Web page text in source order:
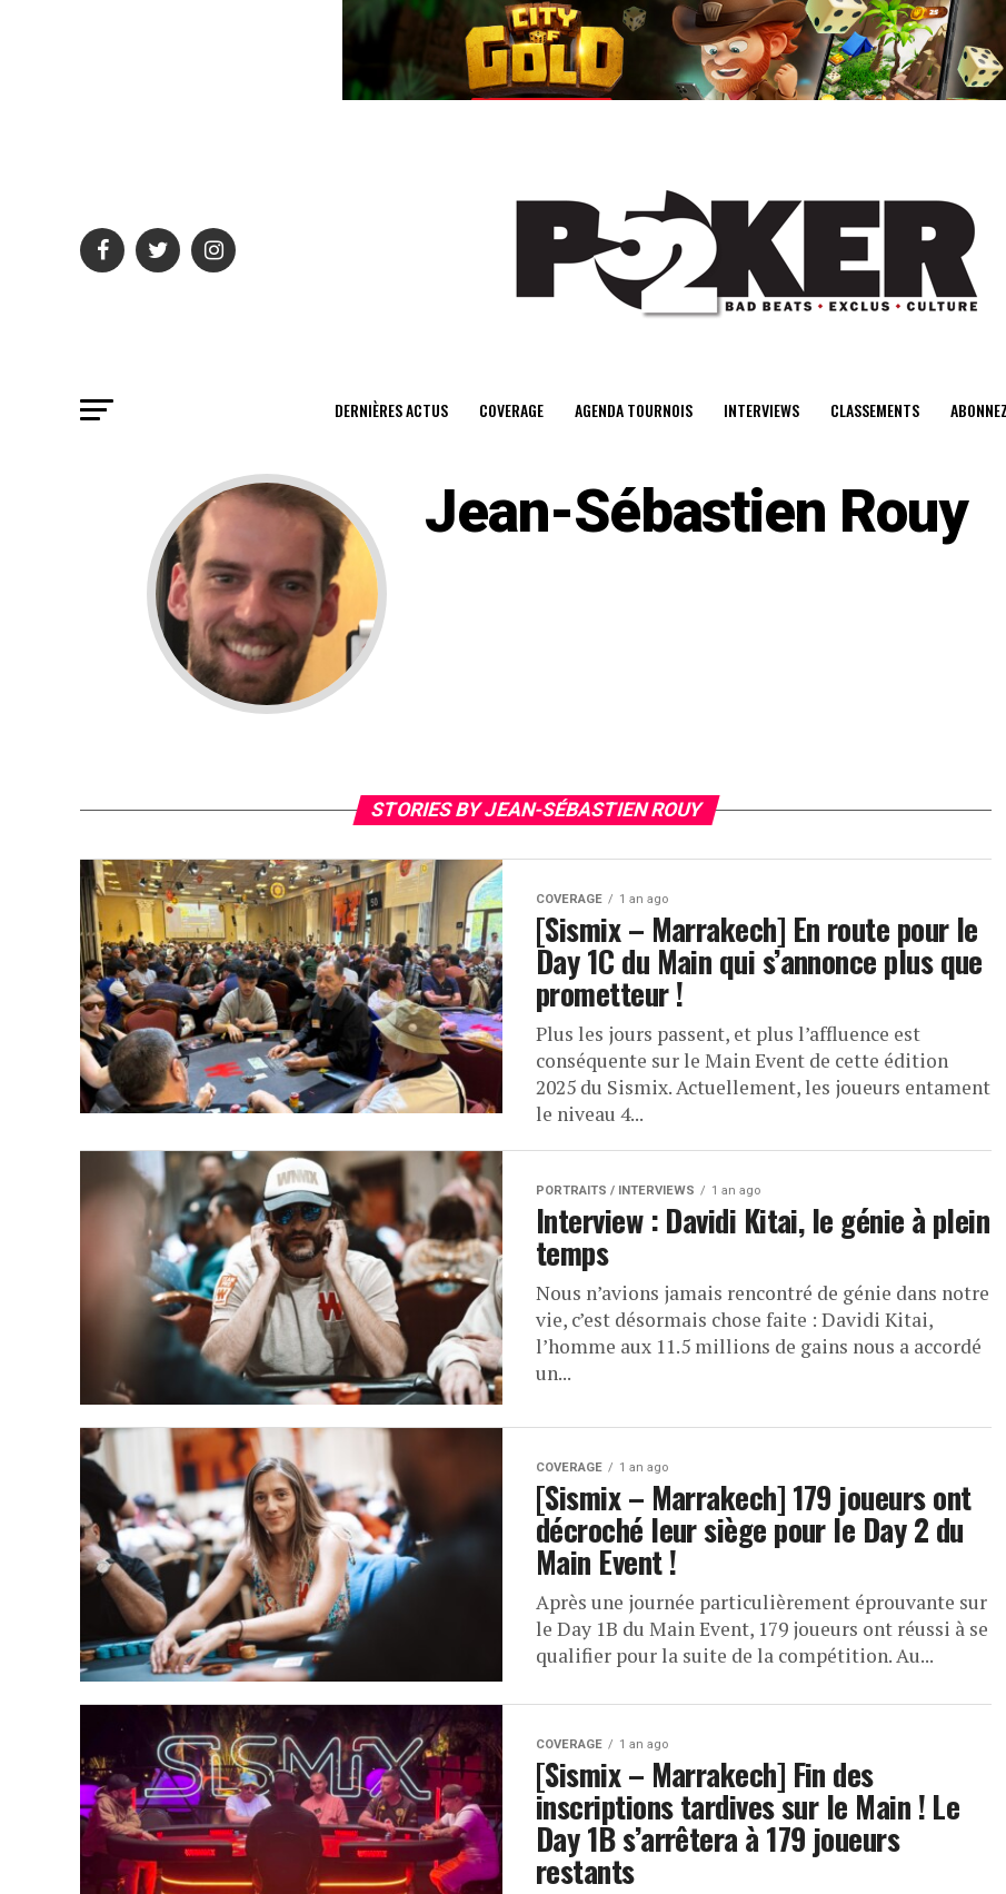
center>
DERNIÈRES ACTUS COVERAGE AGENDA TOURNOIS INTERVIEWS CLASSEMENTS
Jean-Sébastien Rouy
STORIES BY JEAN-SÉBASTIEN ROUY
COVERAGE 1 an ago
[Sismix – Marrakech] En route pour le
Day 1C du Main qui s’annonce plus que
prometteur !
Plus les jours passent, et plus l’affluence est
conséquente sur le Main Event de cette édition
2025 du Sismix. Actuellement, les joueurs entament
le niveau 4...
PORTRAITS / INTERVIEWS 1 an ago
Interview : Davidi Kitai, le génie à plein
temps
Nous n’avions jamais rencontré de génie dans notre
vie, c’est désormais chose faite : Davidi Kitai,
l’homme aux 11.5 millions de gains nous a accordé
un...
COVERAGE 1 an ago
[Sismix – Marrakech] 179 joueurs ont
décroché leur siège pour le Day 2 du
Main Event !
Après une journée particulièrement éprouvante sur
le Day 1B du Main Event, 179 joueurs ont réussi à se
qualifier pour la suite de la compétition. Au...
COVERAGE 1 an ago
[Sismix – Marrakech] Fin des
inscriptions tardives sur le Main ! Le
Day 1B s’arrêtera à 179 joueurs
restants